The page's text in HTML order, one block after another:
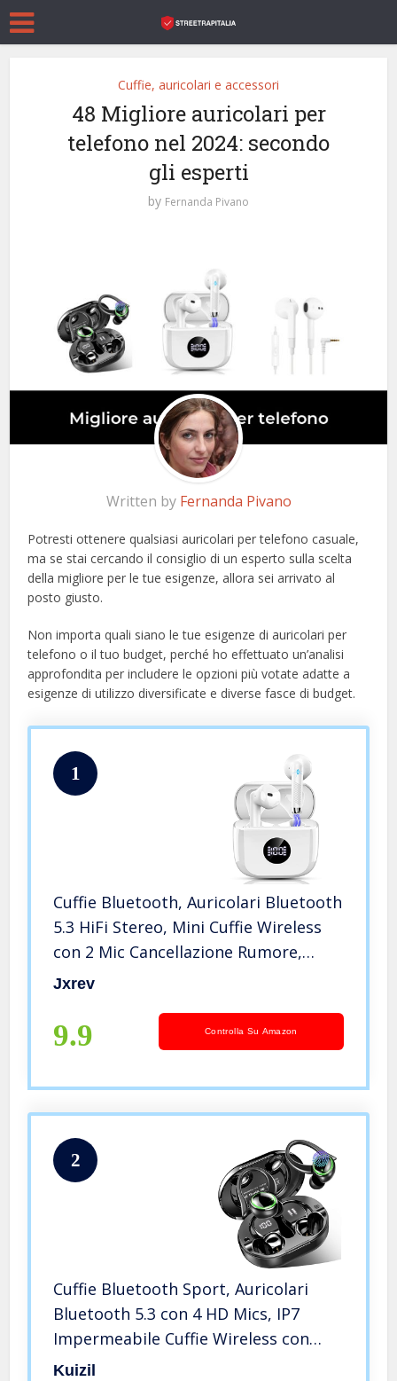
Cuffie, auricolari e accessori
48 Migliore auricolari per
telefono nel 2024: secondo
gli esperti
by Fernanda Pivano
Written by Fernanda Pivano
Potresti ottenere qualsiasi auricolari per telefono casuale,
ma se stai cercando il consiglio di un esperto sulla scelta
della migliore per le tue esigenze, allora sei arrivato al
posto giusto.
Non importa quali siano le tue esigenze di auricolari per
telefono o il tuo budget, perché ho effettuato un’analisi
approfondita per includere le opzioni più votate adatte a
esigenze di utilizzo diversificate e diverse fasce di budget.
1
Cuffie Bluetooth, Auricolari Bluetooth
5.3 HiFi Stereo, Mini Cuffie Wireless
con 2 Mic Cancellazione Rumore,
Display a LED, in Ear Cuffie Senza Fili
per Android iOS
Jxrev
9.9 Controlla Su Amazon
2
Cuffie Bluetooth Sport, Auricolari
Bluetooth 5.3 con 4 HD Mics, IP7
Impermeabile Cuffie Wireless con
Display LED, 48 Ore di Riproduzione
Kuizil